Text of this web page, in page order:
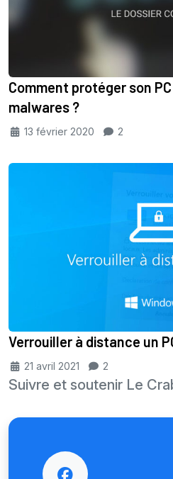
Comment protéger son
malwares ?
13 février 2020 2
Verrouiller à distance un
21 avril 2021 2
Suivre et soutenir Le